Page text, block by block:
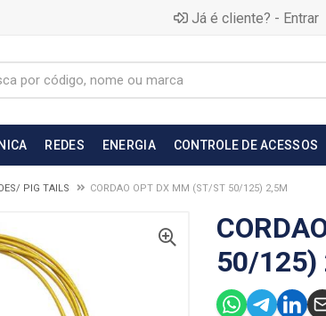
Já é cliente? - Entrar
REDES ENERGIA CONTROLE DE ACESSOS
PIG TAILS CORDAO OPT DX MM (ST/ST 50/125) 2,5M
50/125)